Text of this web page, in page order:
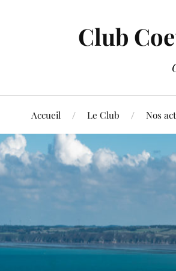
Club
Accueil Le Club Nos